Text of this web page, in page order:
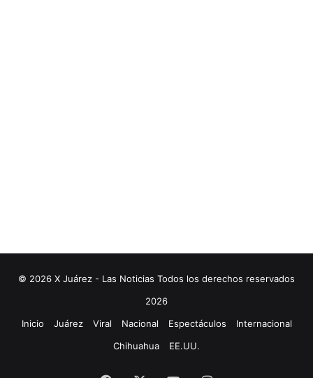
© 2026 X Juárez - Las Noticias Todos los derechos reservados
2026
Inicio
Juárez Viral Nacional Espectáculos
Internacional
Chihuahua
EE.UU.